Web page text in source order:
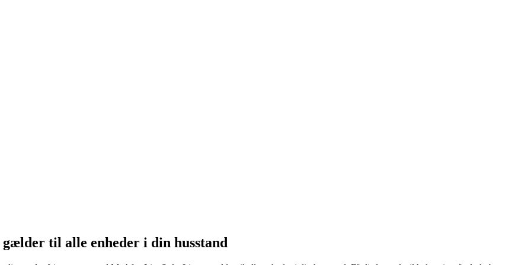
til alle enheder i din husstand